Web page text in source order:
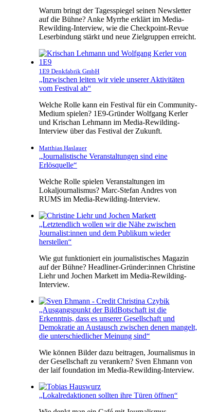
Warum bringt der Tagesspiegel seinen Newsletter
auf die Bühne? Anke Myrrhe erklärt im Media-
Rewilding-Interview, wie die Checkpoint-Revue
Leserbindung stärkt und neue Zielgruppen erreicht.
1E9 Denkfabrik GmbH
„Inzwischen leiten wir viele unserer Aktivitäten
vom Festival ab“
Welche Rolle kann ein Festival für ein Community-
Medium spielen? 1E9-Gründer Wolfgang Kerler
und Krischan Lehmann im Media-Rewilding-
Interview über das Festival der Zukunft.
Matthias Haslauer
„Journalistische Veranstaltungen sind eine
Erlösquelle“
Welche Rolle spielen Veranstaltungen im
Lokaljournalismus? Marc-Stefan Andres von
RUMS im Media-Rewilding-Interview.
„Letztendlich wollen wir die Nähe zwischen
Journalist:innen und dem Publikum wieder
herstellen“
Wie gut funktioniert ein journalistisches Magazin
auf der Bühne? Headliner-Gründer:innen Christine
Liehr und Jochen Markett im Media-Rewilding-
Interview.
„Ausgangspunkt der BildBotschaft ist die
Erkenntnis, dass es unserer Gesellschaft und
Demokratie an Austausch zwischen denen mangelt,
die unterschiedlicher Meinung sind“
Wie können Bilder dazu beitragen, Journalismus in
der Gesellschaft zu verankern? Sven Ehmann von
der laif foundation im Media-Rewilding-Interview.
„Lokal­­­­redaktionen sollten ihre Türen öffnen“